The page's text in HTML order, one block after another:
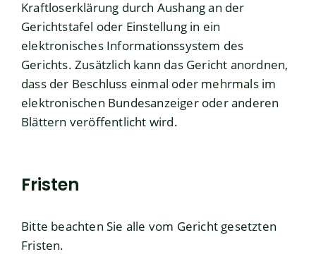
Kraftloserklärung durch Aushang an der
Gerichtstafel oder Einstellung in ein
elektronisches Informationssystem des
Gerichts. Zusätzlich kann das Gericht anordnen,
dass der Beschluss einmal oder mehrmals im
elektronischen Bundesanzeiger oder anderen
Blättern veröffentlicht wird.
Fristen
Bitte beachten Sie alle vom Gericht gesetzten
Fristen.